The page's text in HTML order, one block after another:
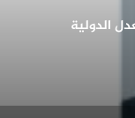
الشاملة ويؤكد: